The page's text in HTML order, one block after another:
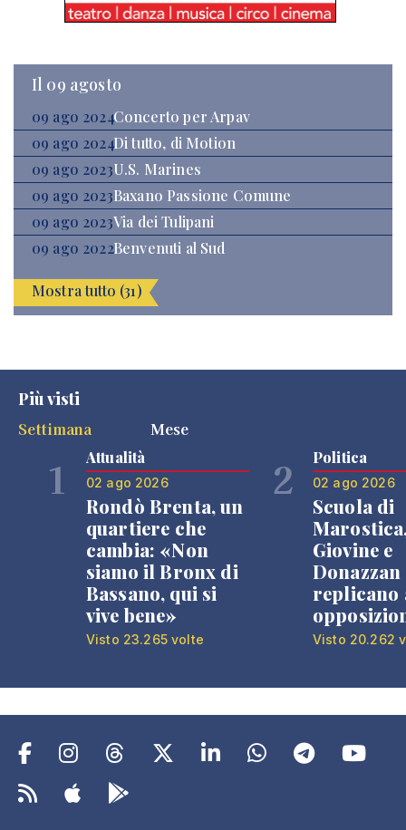
Il 09 agosto
09 ago 2024Concerto per Arpav
09 ago 2024Di tutto, di Motion
09 ago 2023U.S. Marines
09 ago 2023Baxano Passione Comune
09 ago 2023Via dei Tulipani
09 ago 2022Benvenuti al Sud
Mostra tutto (31)
Più visti
Settimana
Mese
1 Attualità
02 ago 2026
Rondò Brenta, un
quartiere che
cambia: «Non
siamo il Bronx di
Bassano, qui si
vive bene»
Visto 23.265 volte
2 Politica
02 ago 2026
Scuola di
Giovine e
Donazzan
replicano
Visto 20.262